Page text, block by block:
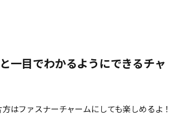
一目でわかるようにできるチャ
はファスナーチャームにしても楽しめるよ！